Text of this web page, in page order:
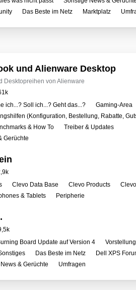
Das Beste im Netz Marktplatz
und Alienware Desktop
Desktopreihen von Alienware
ich...? Soll ich...? Geht das...?
Gaming-Area
(Konfiguration, Bestellung, Rabatte,
& How To
Treiber & Updates
Gerüchte
Clevo Data Base Clevo Products
& Tablets Peripherie
Board Update auf Version 4
Das Beste im Netz
Dell XPS
& Gerüchte Umfragen